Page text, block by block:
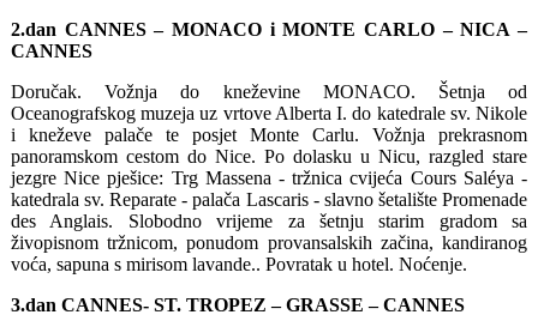
2.dan CANNES – MONACO i MONTE CARLO – NICA –
CANNES
Doručak. Vožnja do kneževine MONACO. Šetnja od
Oceanografskog muzeja uz vrtove Alberta I. do katedrale sv. Nikole
i kneževe palače te posjet Monte Carlu. Vožnja prekrasnom
panoramskom cestom do Nice. Po dolasku u Nicu, razgled stare
jezgre Nice pješice: Trg Massena - tržnica cvijeća Cours Saléya -
katedrala sv. Reparate - palača Lascaris - slavno šetalište Promenade
des Anglais. Slobodno vrijeme za šetnju starim gradom sa
živopisnom tržnicom, ponudom provansalskih začina, kandiranog
voća, sapuna s mirisom lavande.. Povratak u hotel. Noćenje.
3.dan CANNES- ST. TROPEZ – GRASSE – CANNES